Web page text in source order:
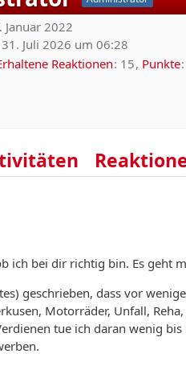
2022
31. Juli 2026 um 06:28
Reaktionen 15 Punkte
ich bei dir richtig bin. Es geht
geschrieben, dass vor
Motorräder, Unfall,
tue ich daran wenig